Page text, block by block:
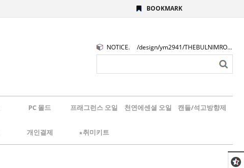
BOOKMARK
NOTICE. /design/ym2941/THEBULNIMROGO.png
PC 몰드 프래그런스 오일 천연에센셜 오일 캔들/석고방향제
개인결제 ★취미키트